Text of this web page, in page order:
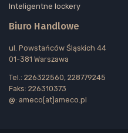
Inteligentne lockery
Biuro Handlowe
ul. Powstańców Śląskich 44
01-381 Warszawa
Tel.: 226322560, 228779245
Faks: 226310373
@: ameco[at]ameco.pl